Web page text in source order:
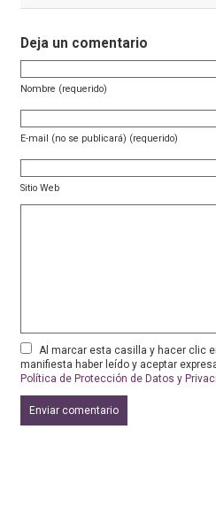
Deja un comentario
Nombre (requerido)
E-mail (no se publicará) (requerido)
Sitio Web
Al marcar esta casilla y hacer clic
manifiesta haber leído y aceptar
Política de Protección de Datos y